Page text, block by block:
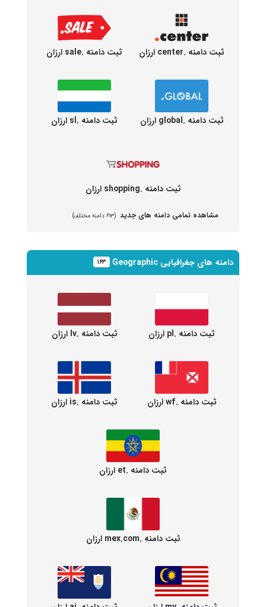
ثبت دامنه .center ارزان ثبت دامنه .sale ارزان
ثبت دامنه .global ارزان ثبت دامنه .sl ارزان
ثبت دامنه .shopping ارزان
مشاهده تمامی دامنه های جدید (۶۱۳ دامنه مختلف)
دامنه های جغرافیایی Geographic ۱۶۳
ثبت دامنه .pl ارزان ثبت دامنه .lv ارزان
ثبت دامنه .wf ارزان ثبت دامنه .is ارزان
ثبت دامنه .et ارزان
ثبت دامنه .mex.com ارزان